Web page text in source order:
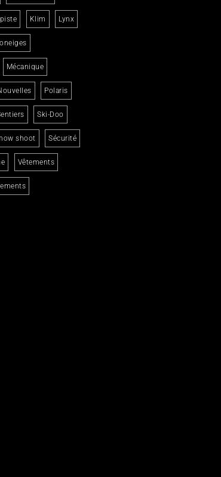
Klim Lynx
Mécanique
Polaris
Ski-Doo
shoot Sécurité
Vêtements